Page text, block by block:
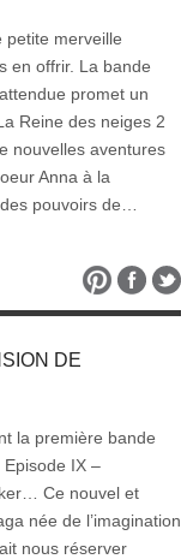
petite merveille
en offrir. La bande
promet un
Reine des neiges 2
nouvelles aventures
Anna à la
pouvoirs de…
DE
la première bande
IX –
Ce nouvel et
née de l’imagination
nous réserver